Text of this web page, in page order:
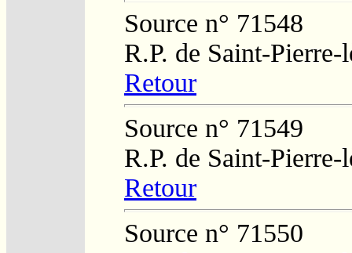
Source n° 71548
R.P. de Saint-
Retour
Source n° 71549
R.P. de Saint-
Retour
Source n° 71550